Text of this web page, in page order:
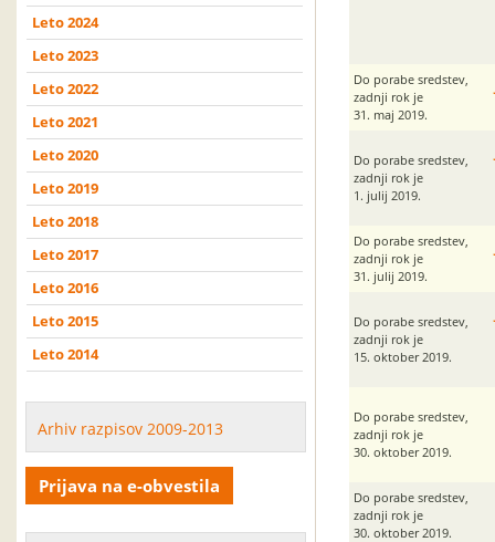
Leto 2024
Leto 2023
Leto 2022
Leto 2021
Leto 2020
Leto 2019
Leto 2018
Leto 2017
Leto 2016
Leto 2015
Leto 2014
Arhiv razpisov 2009-2013
Prijava na e-obvestila
Do porabe sredstev,
zadnji rok je
31. maj 2019.
Do porabe sredstev,
zadnji rok je
1. julij 2019.
Do porabe sredstev,
zadnji rok je
31. julij 2019.
Do porabe sredstev,
zadnji rok je
15. oktober 2019.
Do porabe sredstev,
zadnji rok je
30. oktober 2019.
Do porabe sredstev,
zadnji rok je
30. oktober 2019.